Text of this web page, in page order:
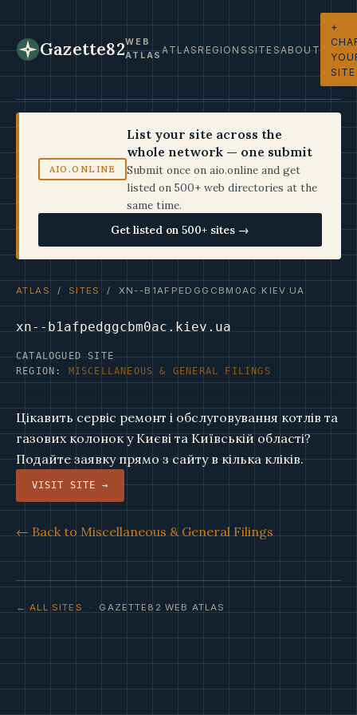
Gazette82WEB
ATLASATLASREGIONSSITESABOUT
+
SITE
AIO.ONLINE
List your site across the
whole network — one submit
Submit once on aio.online and get
listed on 500+ web directories at the
same time.
Get listed on 500+ sites →
ATLAS / SITES / XN--B1AFPEDGGCBM0AC.KIEV.UA
xn--b1afpedggcbm0ac.kiev.ua
CATALOGUED SITE
REGION: MISCELLANEOUS & GENERAL FILINGS
Цікавить сервіс ремонт і обслуговування котлів та
газових колонок у Києві та Київській області?
Подайте заявку прямо з сайту в кілька кліків.
VISIT SITE →
← Back to Miscellaneous & General Filings
← ALL SITES · GAZETTE82 WEB ATLAS